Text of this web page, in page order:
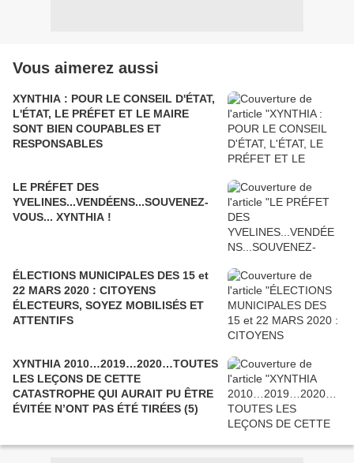
Vous aimerez aussi
XYNTHIA : POUR LE CONSEIL D'ÉTAT,
L'ÉTAT, LE PRÉFET ET LE MAIRE
SONT BIEN COUPABLES ET
RESPONSABLES
LE PRÉFET DES
YVELINES...VENDÉENS...SOUVENEZ-
VOUS... XYNTHIA !
ÉLECTIONS MUNICIPALES DES 15 et
22 MARS 2020 : CITOYENS
ÉLECTEURS, SOYEZ MOBILISÉS ET
ATTENTIFS
XYNTHIA 2010…2019…2020…TOUTES
LES LEÇONS DE CETTE
CATASTROPHE QUI AURAIT PU ÊTRE
ÉVITÉE N’ONT PAS ÉTÉ TIRÉES (5)